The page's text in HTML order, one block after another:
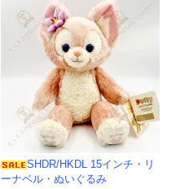
SHDR/HKDL 15インチ・リ
ーナベル・ぬいぐるみ